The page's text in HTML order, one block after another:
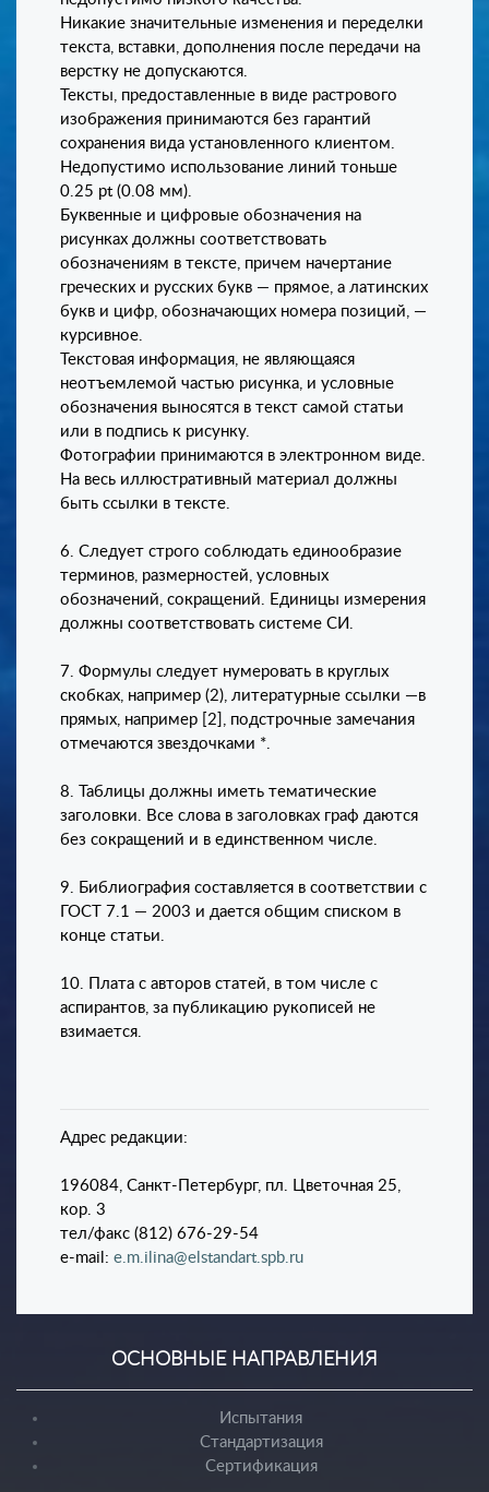
Никакие значительные изменения и переделки
текста, вставки, дополнения после передачи на
верстку не допускаются.
Тексты, предоставленные в виде растрового
изображения принимаются без гарантий
сохранения вида установленного клиентом.
Недопустимо использование линий тоньше
0.25 pt (0.08 мм).
Буквенные и цифровые обозначения на
рисунках должны соответствовать
обозначениям в тексте, причем начертание
греческих и русских букв — прямое, а латинских
букв и цифр, обозначающих номера позиций, —
курсивное.
Текстовая информация, не являющаяся
неотъемлемой частью рисунка, и условные
обозначения выносятся в текст самой статьи
или в подпись к рисунку.
Фотографии принимаются в электронном виде.
На весь иллюстративный материал должны
быть ссылки в тексте.
6. Следует строго соблюдать единообразие
терминов, размерностей, условных
обозначений, сокращений. Единицы измерения
должны соответствовать системе СИ.
7. Формулы следует нумеровать в круглых
скобках, например (2), литературные ссылки —в
прямых, например [2], подстрочные замечания
отмечаются звездочками *.
8. Таблицы должны иметь тематические
заголовки. Все слова в заголовках граф даются
без сокращений и в единственном числе.
9. Библиография составляется в соответствии с
ГОСТ 7.1 — 2003 и дается общим списком в
конце статьи.
10. Плата с авторов статей, в том числе с
аспирантов, за публикацию рукописей не
взимается.
Адрес редакции:
196084, Санкт-Петербург, пл. Цветочная 25,
кор. 3
тел/факс (812) 676-29-54
e-mail: e.m.ilina@elstandart.spb.ru
ОСНОВНЫЕ НАПРАВЛЕНИЯ
Испытания
Стандартизация
Сертификация